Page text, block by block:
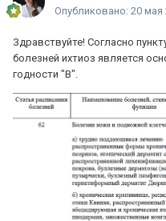
Опубликовано: 20 мая
Здравствуйте! Согласно
болезней ихтиоз является
годности "В".